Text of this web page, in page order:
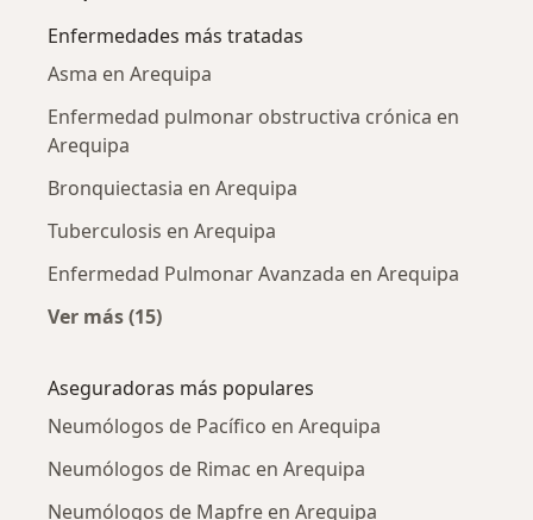
Enfermedades más tratadas
Asma en Arequipa
Enfermedad pulmonar obstructiva crónica en
Arequipa
Bronquiectasia en Arequipa
Tuberculosis en Arequipa
Enfermedad Pulmonar Avanzada en Arequipa
Ver más (15)
Aseguradoras más populares
Neumólogos de Pacífico en Arequipa
Neumólogos de Rimac en Arequipa
Neumólogos de Mapfre en Arequipa